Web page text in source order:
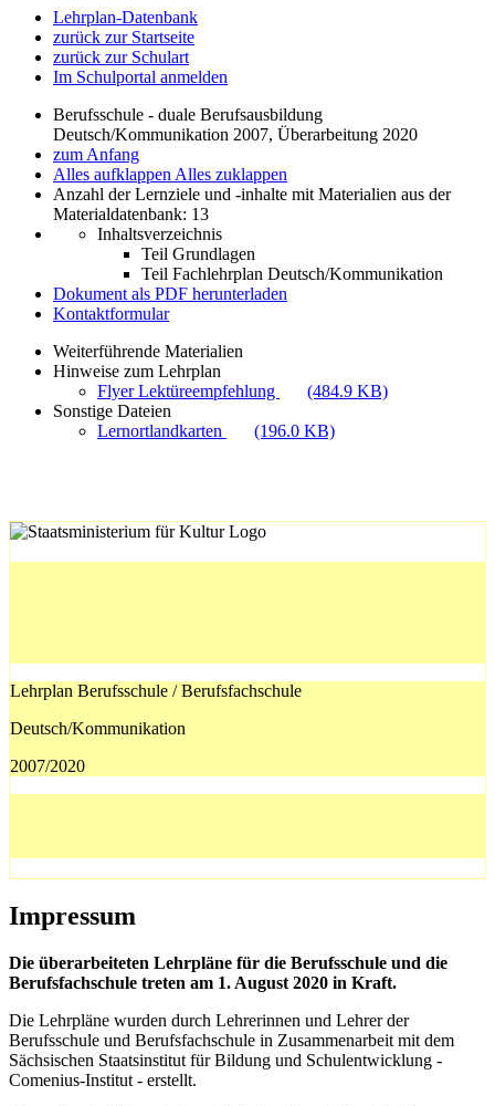
Lehrplan-Datenbank
zurück zur Startseite
zurück zur Schulart
Im Schulportal anmelden
Berufsschule - duale Berufsausbildung
Deutsch/Kommunikation 2007, Überarbeitung 2020
zum Anfang
Alles aufklappen Alles zuklappen
Anzahl der Lernziele und -inhalte mit Materialien aus der
Materialdatenbank: 13
Inhaltsverzeichnis
Teil Grundlagen
Teil Fachlehrplan Deutsch/Kommunikation
Dokument als PDF herunterladen
Kontaktformular
Weiterführende Materialien
Hinweise zum Lehrplan
Flyer Lektüreempfehlung
(484.9 KB)
Sonstige Dateien
Lernortlandkarten
(196.0 KB)
Lehrplan Berufsschule / Berufsfachschule
Deutsch/Kommunikation
2007/2020
Impressum
Die überarbeiteten Lehrpläne für die Berufsschule und die
Berufsfachschule treten am 1. August 2020 in Kraft.
Die Lehrpläne wurden durch Lehrerinnen und Lehrer der
Berufsschule und Berufsfachschule in Zusammenarbeit mit dem
Sächsischen Staatsinstitut für Bildung und Schulentwicklung -
Comenius-Institut - erstellt.